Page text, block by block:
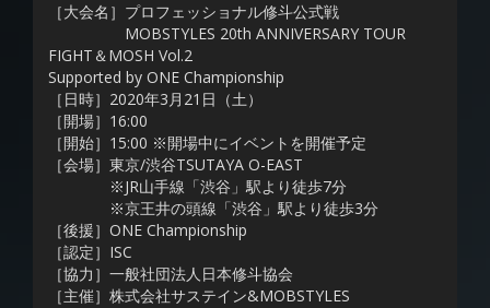
［大会名］プロフェッショナル修斗公式戦
MOBSTYLES 20th ANNIVERSARY TOUR
FIGHT＆MOSH Vol.2
Supported by ONE Championship
［日時］2020年3月21日（土）
［開場］16:00
［開始］15:00 ※開場中にイベントを開催予定
［会場］東京/渋谷TSUTAYA O-EAST
※JR山手線「渋谷」駅より徒歩7分
※京王井の頭線「渋谷」駅より徒歩3分
［後援］ONE Championship
［認定］ISC
［協力］一般社団法人日本修斗協会
［主催］株式会社サステイン&MOBSTYLES